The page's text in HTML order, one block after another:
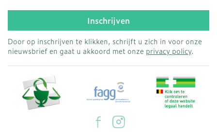
Inschrijven
Door op inschrijven te klikken, schrijft u zich in voor onze
nieuwsbrief en gaat u akkoord met onze privacy policy.